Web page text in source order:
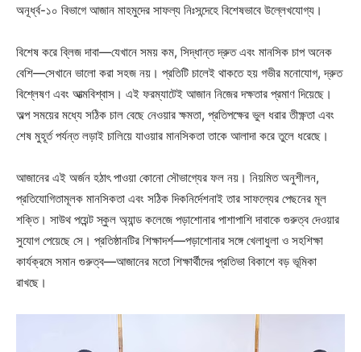
অনূর্ধ্ব-১০ বিভাগে আজান মাহমুদের সাফল্য নিঃসন্দেহে বিশেষভাবে উল্লেখযোগ্য।
বিশেষ করে ব্লিজ দাবা—যেখানে সময় কম, সিদ্ধান্ত দ্রুত এবং মানসিক চাপ অনেক
বেশি—সেখানে ভালো করা সহজ নয়। প্রতিটি চালেই থাকতে হয় গভীর মনোযোগ, দ্রুত
বিশ্লেষণ এবং আত্মবিশ্বাস। এই ফরম্যাটেই আজান নিজের দক্ষতার প্রমাণ দিয়েছে।
অল্প সময়ের মধ্যে সঠিক চাল বেছে নেওয়ার ক্ষমতা, প্রতিপক্ষের ভুল ধরার তীক্ষ্ণতা এবং
শেষ মুহূর্ত পর্যন্ত লড়াই চালিয়ে যাওয়ার মানসিকতা তাকে আলাদা করে তুলে ধরেছে।
আজানের এই অর্জন হঠাৎ পাওয়া কোনো সৌভাগ্যের ফল নয়। নিয়মিত অনুশীলন,
প্রতিযোগিতামূলক মানসিকতা এবং সঠিক দিকনির্দেশনাই তার সাফল্যের পেছনের মূল
শক্তি। সাউথ পয়েন্ট স্কুল অ্যান্ড কলেজে পড়াশোনার পাশাপাশি দাবাকে গুরুত্ব দেওয়ার
সুযোগ পেয়েছে সে। প্রতিষ্ঠানটির শিক্ষাদর্শ—পড়াশোনার সঙ্গে খেলাধুলা ও সহশিক্ষা
কার্যক্রমে সমান গুরুত্ব—আজানের মতো শিক্ষার্থীদের প্রতিভা বিকাশে বড় ভূমিকা
রাখছে।